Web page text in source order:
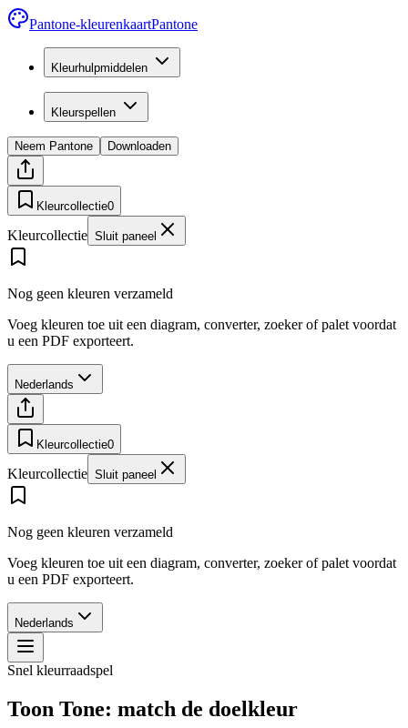
Pantone-kleurenkaartPantone
Kleurhulpmiddelen
Kleurspellen
Neem Pantone Downloaden
Kleurcollectie0
Kleurcollectie Sluit paneel
Nog geen kleuren verzameld
Voeg kleuren toe uit een diagram, converter, zoeker of palet voordat
u een PDF exporteert.
Nederlands
Kleurcollectie0
Kleurcollectie Sluit paneel
Nog geen kleuren verzameld
Voeg kleuren toe uit een diagram, converter, zoeker of palet voordat
u een PDF exporteert.
Nederlands
Snel kleurraadspel
Toon Tone: match de doelkleur